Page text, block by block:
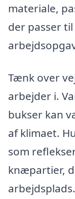
materiale,
der passer
Tænk over
arbejder i.
bukser kan
af klimaet.
som
knæpartier,
arbejdsplads.